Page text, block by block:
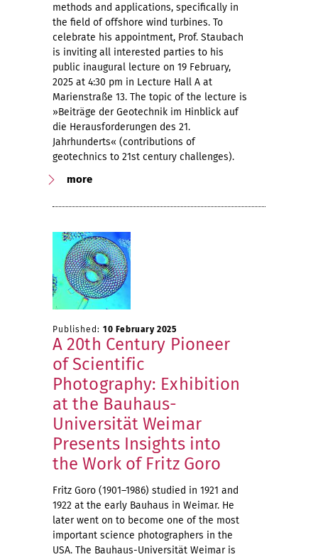
methods and applications, specifically in
the field of offshore wind turbines. To
celebrate his appointment, Prof. Staubach
is inviting all interested parties to his
public inaugural lecture on 19 February,
2025 at 4:30 pm in Lecture Hall A at
Marienstraße 13. The topic of the lecture is
»Beiträge der Geotechnik im Hinblick auf
die Herausforderungen des 21.
Jahrhunderts« (contributions of
geotechnics to 21st century challenges).
more
Published: 10 February 2025
A 20th Century Pioneer
of Scientific
Photography: Exhibition
at the Bauhaus-
Universität Weimar
Presents Insights into
the Work of Fritz Goro
Fritz Goro (1901–1986) studied in 1921 and
1922 at the early Bauhaus in Weimar. He
later went on to become one of the most
important science photographers in the
USA. The Bauhaus-Universität Weimar is